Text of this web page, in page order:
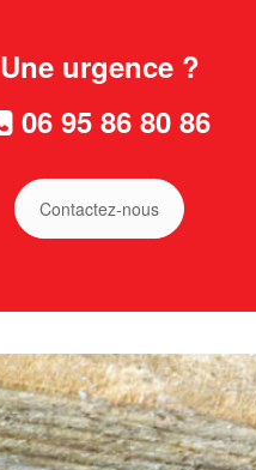
Une urgence ?
06 95 86 80 86
Contactez-nous